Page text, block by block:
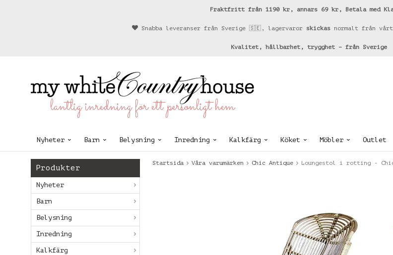
Fraktfritt från 1190 kr, annars 69 kr, Betala med
Snabba leveranser från Sverige 🇸🇪, lagervaror skickas normalt från
Kvalitet, hållbarhet, trygghet – från Sverige
lantlig inredning för ett personligt hem
Nyheter Barn Belysning Inredning Kalkfärg Köket Möbler Outlet
Produkter
Nyheter
Barn
Belysning
Inredning
Kalkfärg
Startsida Våra varumärken Chic Antique Loungestol i rotting -